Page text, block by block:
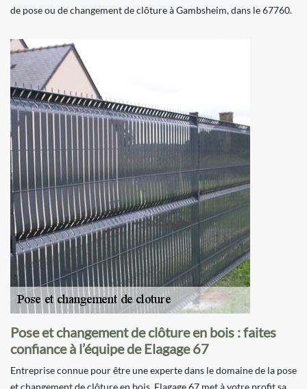
de pose ou de changement de clôture à Gambsheim, dans le 67760.
Pose et changement de clôture en bois : faites
confiance à l’équipe de Elagage 67
Entreprise connue pour être une experte dans le domaine de la pose
et changement de clôture en bois, Elagage 67 met à votre profit sa